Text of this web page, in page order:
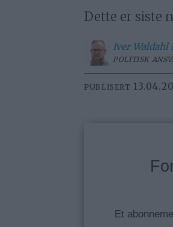
Dette er siste
Iver
POLITISK
PUBLISERT
Et